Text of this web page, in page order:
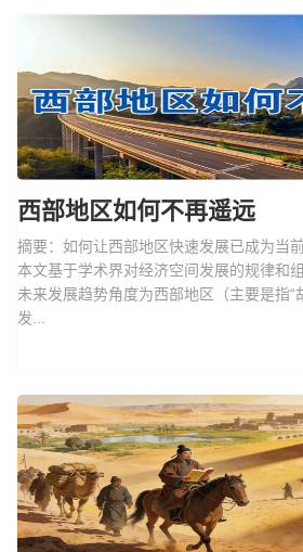
西部地区如何不再遥远
摘要：如何让西部地区快速发展已成为当
本文基于学术界对经济空间发展的规律和
未来发展趋势角度为西部地区（主要是指“
发...